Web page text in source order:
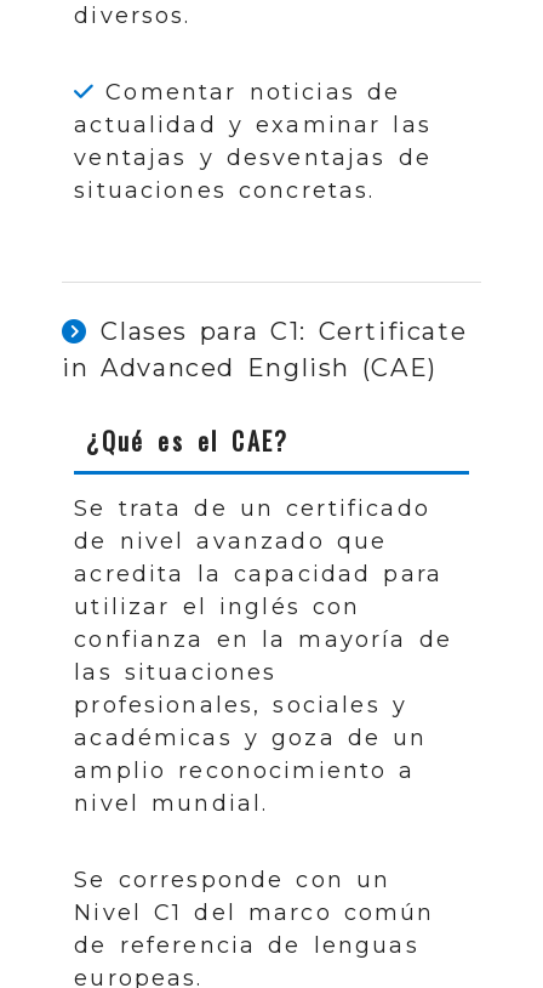
diversos.
Comentar noticias de
actualidad y examinar las
ventajas y desventajas de
situaciones concretas.
Clases para C1: Certificate
in Advanced English (CAE)
¿Qué es el CAE?
Se trata de un certificado
de nivel avanzado que
acredita la capacidad para
utilizar el inglés con
confianza en la mayoría de
las situaciones
profesionales, sociales y
académicas y goza de un
amplio reconocimiento a
nivel mundial.
Se corresponde con un
Nivel C1 del marco común
de referencia de lenguas
europeas.